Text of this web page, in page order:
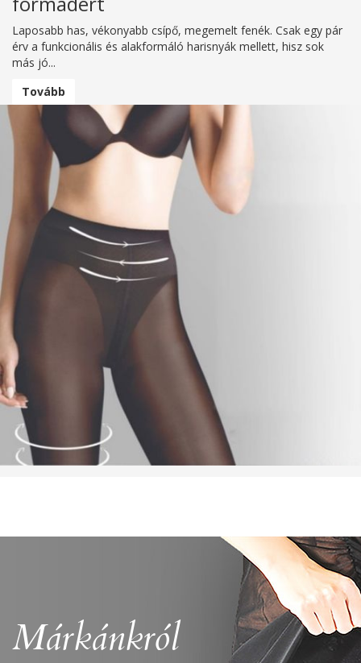
Laposabb has, vékonyabb csípő, megemelt fenék. Csak egy pár
érv a funkcionális és alakformáló harisnyák mellett, hisz sok
más jó...
Tovább
Márkánkról